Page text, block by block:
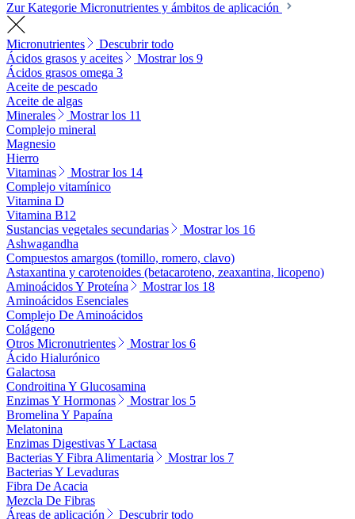
Zur Kategorie Micronutrientes y ámbitos de aplicación
Micronutrientes
Descubrir todo
Ácidos grasos y aceites
Mostrar los 9
Ácidos grasos omega 3
Aceite de pescado
Aceite de algas
Minerales
Mostrar los 11
Complejo mineral
Magnesio
Hierro
Vitaminas
Mostrar los 14
Complejo vitamínico
Vitamina D
Vitamina B12
Sustancias vegetales secundarias
Mostrar los 16
Ashwagandha
Compuestos amargos (tomillo, romero, clavo)
Astaxantina y carotenoides (betacaroteno, zeaxantina, licopeno)
Aminoácidos Y Proteína
Mostrar los 18
Aminoácidos Esenciales
Complejo De Aminoácidos
Colágeno
Otros Micronutrientes
Mostrar los 6
Ácido Hialurónico
Galactosa
Condroitina Y Glucosamina
Enzimas Y Hormonas
Mostrar los 5
Bromelina Y Papaína
Melatonina
Enzimas Digestivas Y Lactasa
Bacterias Y Fibra Alimentaria
Mostrar los 7
Bacterias Y Levaduras
Fibra De Acacia
Mezcla De Fibras
Áreas de aplicación
Descubrir todo